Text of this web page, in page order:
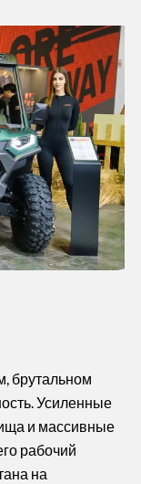
брутальном
Усиленные
и массивные
рабочий
на